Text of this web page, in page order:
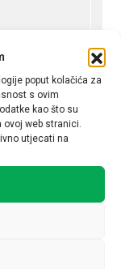
poput kolačića za
s ovim
kao što su
ovoj web stranici.
utjecati na